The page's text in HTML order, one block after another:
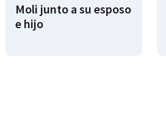
Moli junto a su esposo
e hijo